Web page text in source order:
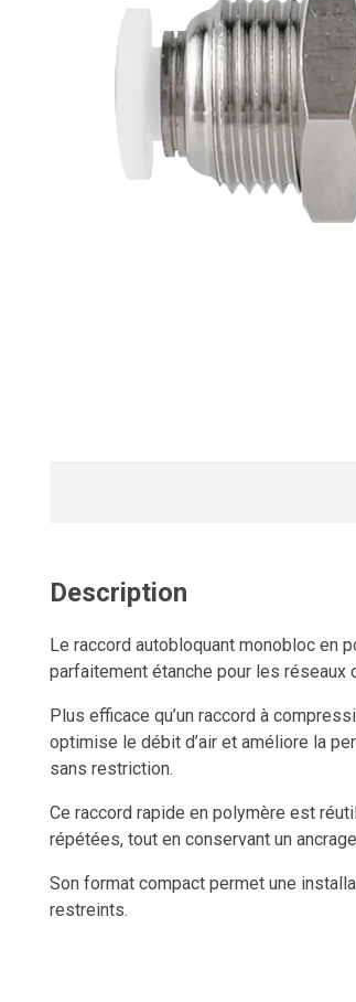
Description
Le raccord autobloquant monobloc en
parfaitement étanche pour les réseaux
Plus efficace qu’un raccord à
optimise le débit d’air et améliore la
sans restriction.
Ce raccord rapide en polymère est
répétées, tout en conservant un
Son format compact permet une
restreints.